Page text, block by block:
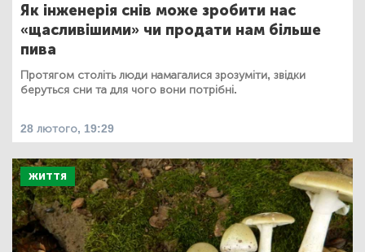
Як інженерія снів може зробити нас
«щасливішими» чи продати нам більше
пива
Протягом століть люди намагалися зрозуміти, звідки
беруться сни та для чого вони потрібні.
28 лютого, 19:29
ЖИТТЯ